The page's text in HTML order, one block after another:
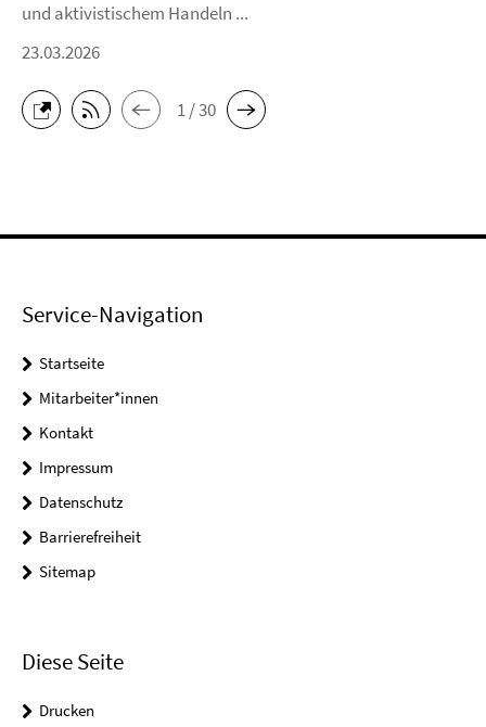
und aktivistischem Handeln ...
23.03.2026
1 / 30
Service-Navigation
Startseite
Mitarbeiter*innen
Kontakt
Impressum
Datenschutz
Barrierefreiheit
Sitemap
Diese Seite
Drucken